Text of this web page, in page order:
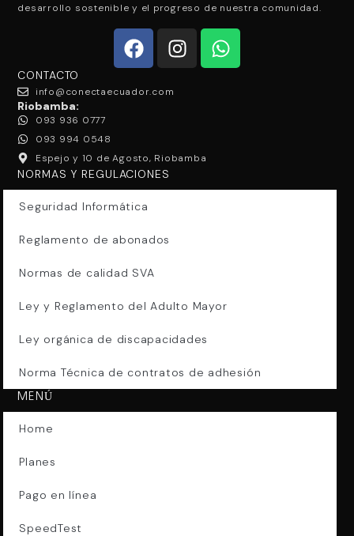
desarrollo sostenible y el progreso de nuestra comunidad.
CONTACTO
info@conectaecuador.com
Riobamba:
093 936 0777
093 994 0548
Espejo y 10 de Agosto, Riobamba
NORMAS Y REGULACIONES
Seguridad Informática
Reglamento de abonados
Normas de calidad SVA
Ley y Reglamento del Adulto Mayor
Ley orgánica de discapacidades
Norma Técnica de contratos de adhesión
MENÚ
Home
Planes
Pago en línea
SpeedTest